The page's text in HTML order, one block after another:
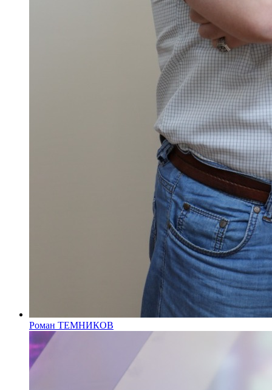
Роман ТЕМНИКОВ